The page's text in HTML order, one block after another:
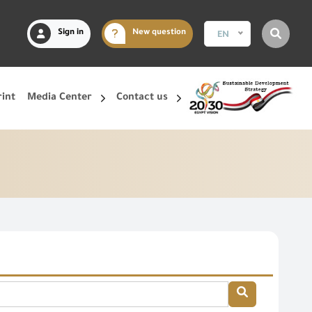
Sign in New question EN
Media Center Contact us